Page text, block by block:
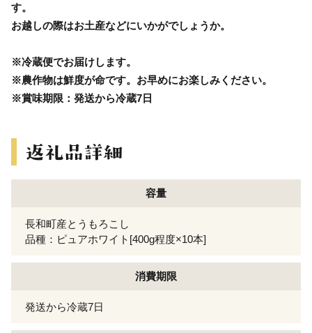
す。
お越しの際はお土産などにいかがでしょうか。
※冷蔵便でお届けします。
※農作物は鮮度が命です。お早めにお楽しみください。
※賞味期限：発送から冷蔵7日
容量
長和町産とうもろこし
品種：ピュアホワイト[400g程度×10本]
消費期限
発送から冷蔵7日